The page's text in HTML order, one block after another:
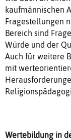
kaufmännischen
Fragestellungen
Bereich sind
Würde und der
Auch für weitere
mit
Wertebildung in